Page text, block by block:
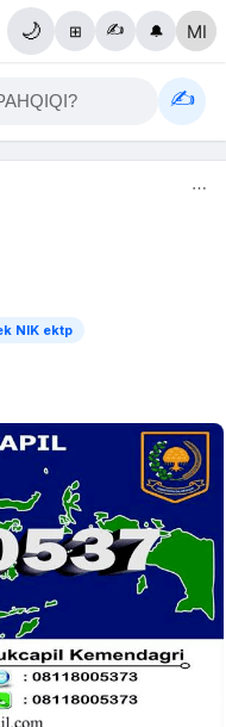
🌙 ⊞ ✍️ 🔔
✍️
⋯
NIK ektp